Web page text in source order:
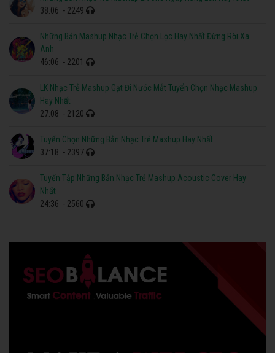
38:06 - 2249
Những Bản Mashup Nhạc Trẻ Chọn Lọc Hay Nhất Đừng Rời Xa
Anh
46:06 - 2201
LK Nhạc Trẻ Mashup Gạt Đi Nước Mắt Tuyển Chọn Nhạc Mashup
Hay Nhất
27:08 - 2120
Tuyển Chọn Những Bản Nhạc Trẻ Mashup Hay Nhất
37:18 - 2397
Tuyển Tập Những Bản Nhạc Trẻ Mashup Acoustic Cover Hay
Nhất
24:36 - 2560